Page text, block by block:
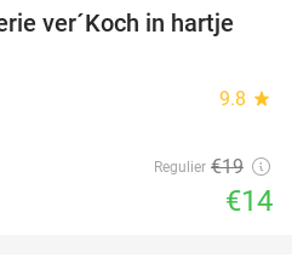
26%
ver´Koch in hartje
9.8 star
Regulier €19
€14